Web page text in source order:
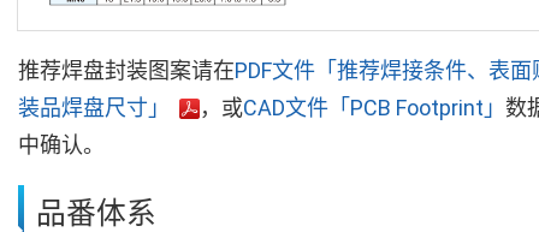
推荐焊盘封装图案请在PDF文件「推荐焊接条件、表面
装品焊盘尺寸」
，或CAD文件「PCB Footprint」 数
中确认。
品番体系